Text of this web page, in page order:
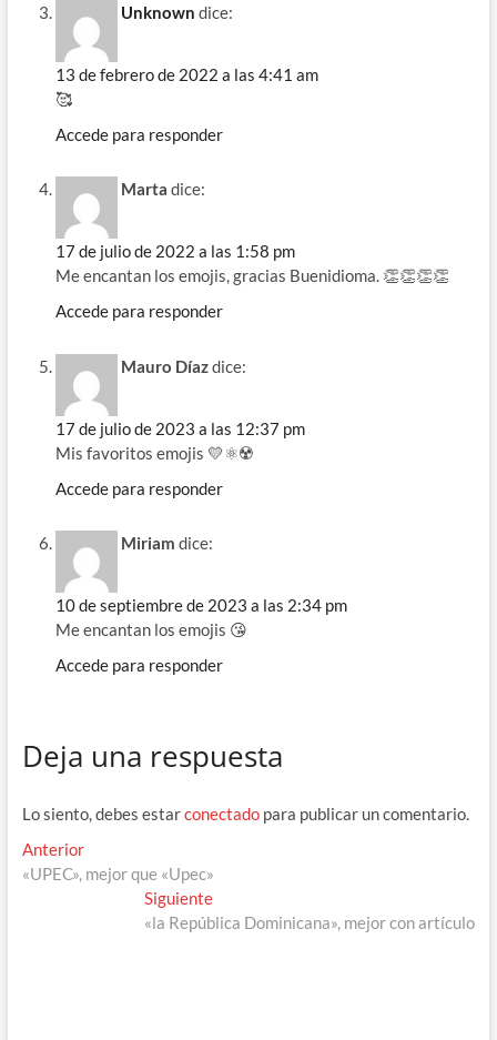
Unknown dice:
13 de febrero de 2022 a las 4:41 am
🥰
Accede para responder
Marta dice:
17 de julio de 2022 a las 1:58 pm
Me encantan los emojis, gracias Buenidioma. 👏👏👏👏
Accede para responder
Mauro Díazdice:
17 de julio de 2023 a las 12:37 pm
Mis favoritos emojis 💛⚛️☢️
Accede para responder
Miriam dice:
10 de septiembre de 2023 a las 2:34 pm
Me encantan los emojis 😘
Accede para responder
Deja una respuesta
Lo siento, debes estarconectadopara publicar un comentario.
Navegación
de
AnteriorEntrada
anterior:
«UPEC», mejor que «Upec»
SiguienteEntrada
siguiente:
«la República Dominicana», mejor con artículo